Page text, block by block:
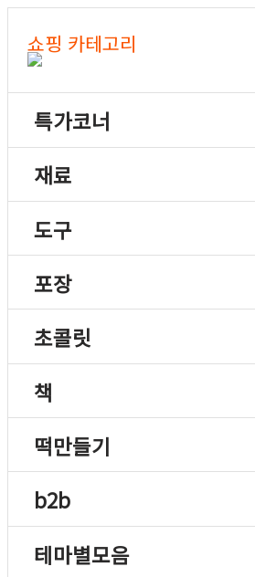
쇼핑 카테고리
특가코너
재료
도구
포장
초콜릿
책
떡만들기
b2b
테마별모음